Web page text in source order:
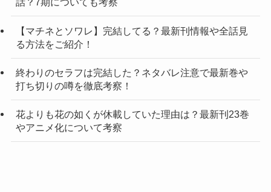
【マチネとソワレ】完結してる？最新刊情報や全話見
る方法をご紹介！
終わりのセラフは完結した？ネタバレ注意で最新巻や
打ち切りの噂を徹底考察！
花よりも花の如くが休載していた理由は？最新刊23巻
やアニメ化について考察